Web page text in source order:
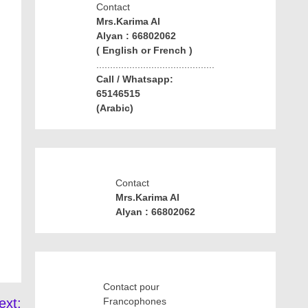
Contact
Mrs.Karima Al
Alyan : 66802062
( English or French )
...........................................
Call / Whatsapp:
65146515
(Arabic)
Contact
Mrs.Karima Al
Alyan : 66802062
Contact pour
Francophones